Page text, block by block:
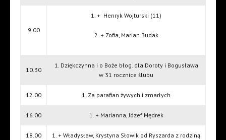
9.00
1. + Henryk Wojturski (11)
2. + Zofia, Marian Budak
10.30
1. Dziękczynna i o Boże błog. dla Doroty i Bogusława
w 31 rocznice ślubu
12.00 1. Za parafian żywych i zmarłych
16.00 1. + Marianna, Józef Mędrek
18.00 1. + Władysław, Krystyna Słowik od Ryszarda z rodziną